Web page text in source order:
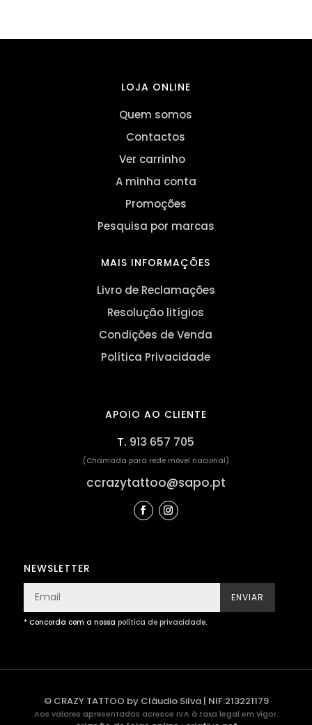
LOJA ONLINE
Quem somos
Contactos
Ver carrinho
A minha conta
Promoções
Pesquisa por marcas
MAIS INFORMAÇÕES
Livro de Reclamações
Resolução litígios
Condições de Venda
Política Privacidade
APOIO AO CLIENTE
T. 913 657 705
(Chamada para rede móvel nacional)
ccrazytattoo@sapo.pt
NEWSLETTER
ENVIAR
* Concorda com a nossa política de privacidade.
© CRAZY TATTOO by Cláudio Silva | NIF:213221179
Aos valores apresentados acresce IVA à taxa legal em vigor.